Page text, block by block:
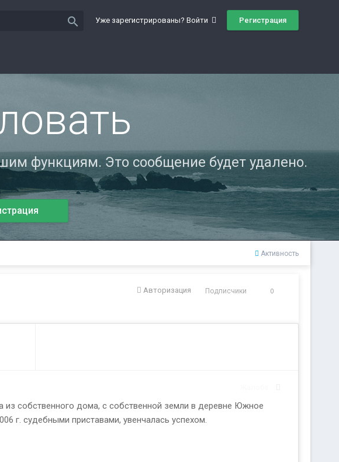
Уже зарегистрированы? Войти Регистрация
search
функциям. Это сообщение будет удалено.
Активность
Авторизация Подписчики 0
собственного дома, с собственной земли в деревне Южное
г. судебными приставами, увенчалась успехом.